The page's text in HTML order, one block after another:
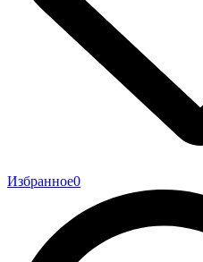
Избранное0